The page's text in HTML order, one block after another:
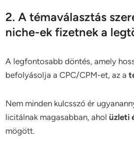
2. A témaválasztás
niche-ek fizetnek a
A legfontosabb döntés, amely
befolyásolja a CPC/CPM-et, az a
Nem minden kulcsszó ér
licitálnak magasabban, aholüzleti
mögött.